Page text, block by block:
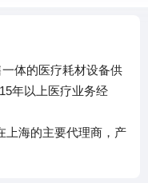
体的医疗耗材设备供
年以上医疗业务经
上海的主要代理商，产
域，同时公司致力于